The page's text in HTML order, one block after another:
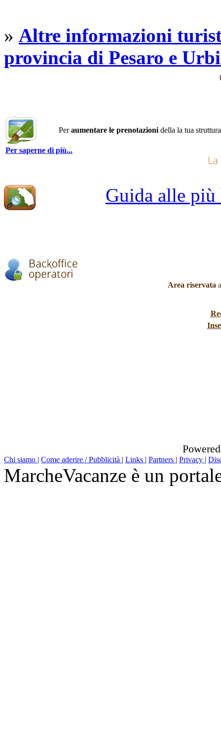
» Altre informazioni
provincia di Pesaro e
Peraumentare le prenotazioni della la tua
Per saperne di più...
Guida alle più
Area riservata
Chi siamo | Come aderire / Pubblicità | Links | Partners | Privacy |
MarcheVacanze è un